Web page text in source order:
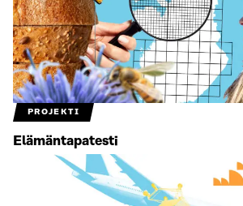
PROJEKTI
Elämäntapatesti